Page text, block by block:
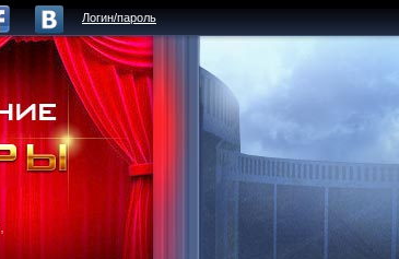
Логин/пароль